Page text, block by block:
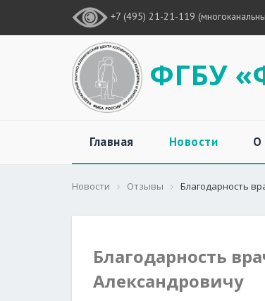
+7 (495) 21-21-119
ФГБУ
Главная Новости О
Новости Отзывы Благодарность
Благодарность
Александровичу